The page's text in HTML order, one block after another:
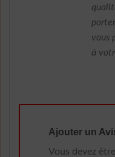
vous
à
Ajouter un
Vous devez être